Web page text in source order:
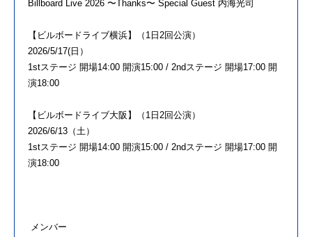
Billboard Live 2026 〜Thanks〜 Special Guest 内海光司
【ビルボードライブ横浜】（1日2回公演）
2026/5/17(日）
1stステージ 開場14:00 開演15:00 / 2ndステージ 開場17:00 開
演18:00
【ビルボードライブ大阪】（1日2回公演）
2026/6/13（土）
1stステージ 開場14:00 開演15:00 / 2ndステージ 開場17:00 開
演18:00
メンバー